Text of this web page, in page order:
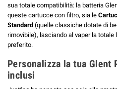
sua totale compatibilità: la batteria
queste cartucce con filtro, sia le
Standard (quelle classiche dotate di
rimovibile), lasciando al vaper la
preferito.
Personalizza la tua Glent
inclusi